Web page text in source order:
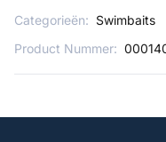
Categorieën: Swimbaits
Product Nummer: